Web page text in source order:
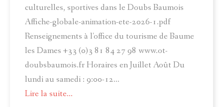
culturelles, sportives dans le Doubs Baumois
Affiche-globale-animation-ete-2026-1.pdf
Renseignements à l'office du tourisme de Baume
les Dames +33 (0)3 81 84 27 98 www.ot-
doubsbaumois.fr Horaires en Juillet Août Du
lundi au samedi : 9:00-12...
Lire la suite...